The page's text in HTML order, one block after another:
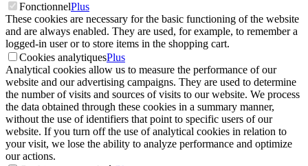
FonctionnelPlus
These cookies are necessary for the basic functioning of the website
and are always enabled. They are used, for example, to remember a
logged-in user or to store items in the shopping cart.
Cookies analytiquesPlus
Analytical cookies allow us to measure the performance of our
website and our advertising campaigns. They are used to determine
the number of visits and sources of visits to our website. We process
the data obtained through these cookies in a summary manner,
without the use of identifiers that point to specific users of our
website. If you turn off the use of analytical cookies in relation to
your visit, we lose the ability to analyze performance and optimize
our actions.